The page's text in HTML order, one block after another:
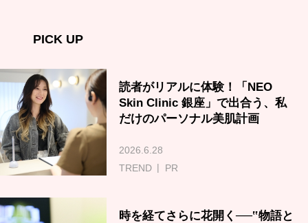
PICK UP
読者がリアルに体験！「NEO
Skin Clinic 銀座」で出合う、私
だけのパーソナル美肌計画
2026.6.28
TREND
PR
時を経てさらに花開く──‟物語と